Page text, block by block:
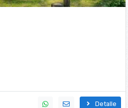
Detalle